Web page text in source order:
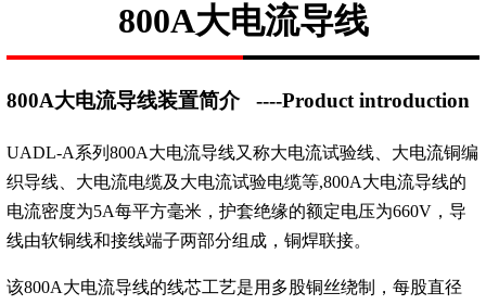
800A大电流导线
800A大电流导线装置简介----Product introduction
UADL-A系列800A大电流导线又称大电流试验线、大电流铜编
织导线、大电流电缆及大电流试验电缆等,800A大电流导线的
电流密度为5A每平方毫米，护套绝缘的额定电压为660V，导
线由软铜线和接线端子两部分组成，铜焊联接。
该800A大电流导线的线芯工艺是用多股铜丝绕制，每股直径